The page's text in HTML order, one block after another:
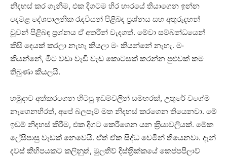
නිදහස් කර ගැනීම, එක දිගටම හිර භාරයේ තියාගෙන ඉන්න
දෙමළ දේශපාලනික රැඳවියන් පිළිබඳ ප‍්‍රශ්නය සහ අතුරුදහන්
වූවන් පිළිබඳ ප‍්‍රශ්නය ඒ අතරින් වැදගත්. මේවා සම්බන්ධයෙන්
කිසි දෙයක් කරලා නැහැ කියලා මං කියන්නේ නැහැ. මං
කියන්නේ, මීට වඩා වැඩි වැඩ කොටසක් කරන්න පුළුවක් කම
තිබුණා කියලයි.
හමුදාව අත්කරගෙන හිටපු ඉඩම්වලින් සමහරක්, උතුරේ වගේම
නැගෙනහිරත්, අපේ බලපෑම් මත නිදහස් කරගෙන තියෙනවා. මේ
ඉඩම් නිදහස් කිරීම, එක දිගට කෙරීගෙන යන ක‍්‍රියාවලියක්. මේක
ලේසිපාසු වැඩක් නෙවෙයි. ඒත් ඒක සිද්ධ වෙමින් තියෙනවා. දැන්
දවස් කිහිපයකට කලිනුත්, මුලතිව් දිස්ත‍්‍රික්කයේ කෙප්පපිලාව්